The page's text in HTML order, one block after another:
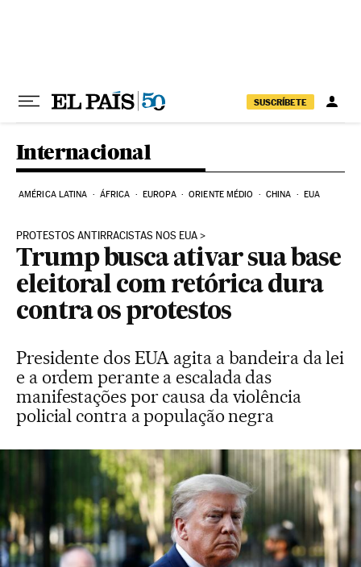
SUSCRÍBETE
Internacional
AMÉRICA LATINA ÁFRICA EUROPA ORIENTE MÉDIO CHINA EUA
PROTESTOS ANTIRRACISTAS NOS EUA
Trump busca ativar sua base
eleitoral com retórica dura
contra os protestos
Presidente dos EUA agita a bandeira da lei
e a ordem perante a escalada das
manifestações por causa da violência
policial contra a população negra